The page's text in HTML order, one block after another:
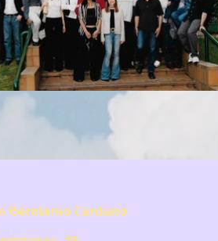
Gerolamo Cardano